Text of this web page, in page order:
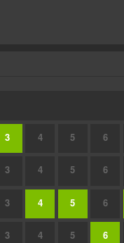
3 4 5 6
3 4 5 6
3 4 5 6
3 4 5 6